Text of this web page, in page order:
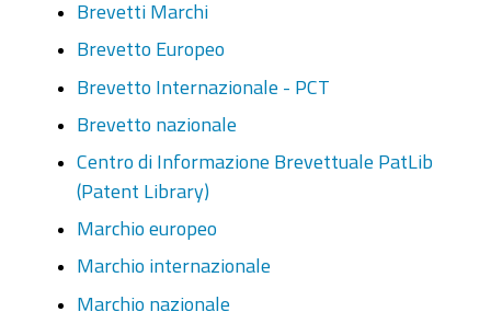
Brevetti Marchi
Brevetto Europeo
Brevetto Internazionale - PCT
Brevetto nazionale
Centro di Informazione Brevettuale PatLib
(Patent Library)
Marchio europeo
Marchio internazionale
Marchio nazionale